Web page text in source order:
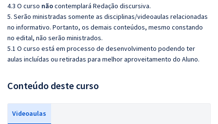
4.3 O curso nãocontemplará Redação discursiva.
5. Serão ministradas somente as disciplinas/videoaulas relacionadas
no informativo. Portanto, os demais conteúdos, mesmo constando
no edital, não serão ministrados.
5.1 O curso está em processo de desenvolvimento podendo ter
aulas incluídas ou retiradas para melhor aproveitamento do Aluno.
Conteúdo deste curso
Videoaulas